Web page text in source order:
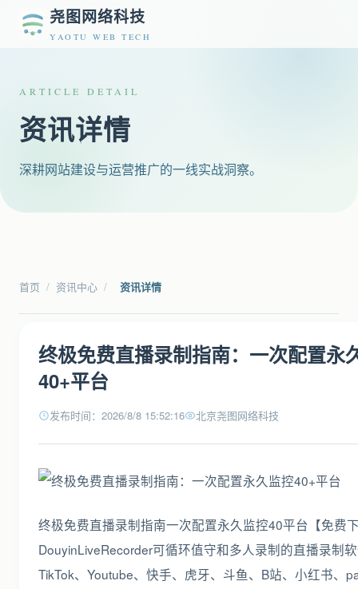
尧图网络科技
YAOTU WEB TECH
ARTICLE DETAIL
资讯详情
深耕网站建设与运营推广的一线实战洞察。
首页 / 资讯中心 / 资讯详情
终极免费直播录制指南：一次配置永
40+平台
发布时间：2026/8/8 15:52:16 北京尧图网络科技
终极免费直播录制指南一次配置永久监控40平台【免费
DouyinLiveRecorder可循环值守和多人录制的直播录制
TikTok、Youtube、快手、虎牙、斗鱼、B站、小红书、